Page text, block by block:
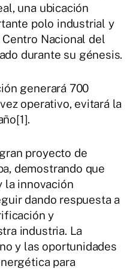
una ubicación
polo industrial y
Nacional del
durante su génesis.
generará 700
operativo, evitará la
proyecto de
demostrando que
la innovación
dando respuesta a
y
industria. La
y las oportunidades
para